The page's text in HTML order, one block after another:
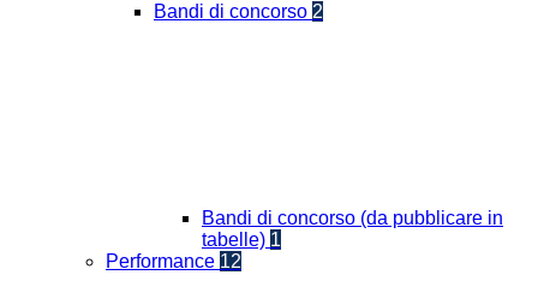
Bandi di concorso 2
Bandi di concorso (da pubblicare in
tabelle) 1
Performance 12